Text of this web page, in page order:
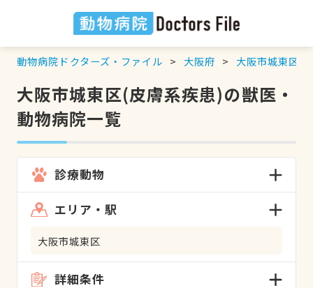
動物病院ドクターズ・ファイル 大阪府 大阪市城東区
大阪市城東区(皮膚系疾患)の獣医・
動物病院一覧
診療動物
エリア・駅
大阪市城東区
詳細条件